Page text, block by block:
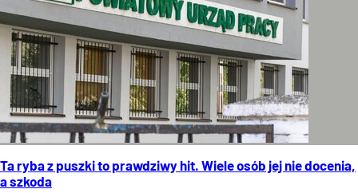
Ta ryba z puszki to prawdziwy hit. Wiele osób jej nie docenia,
a szkoda